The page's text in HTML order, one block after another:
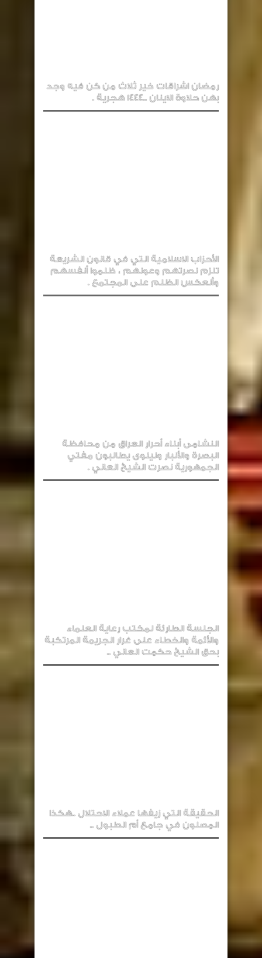
رمضان اشراقات خير ثلاث من كن فيه وجد
بهن حلاوة الاينان ..1444 هجرية .
الأحزاب الاسلامية التي في قانون الشريعة
تلزم نصرتهم وعونهم ، ظلموا أنفسهم
وأنعكس الظلم على المجتمع .
النشامى أبناء أحرار العراق من محافظة
البصرة والأنبار ونينوى يطالبون مفتي
الجمهورية نصرت الشيخ العاني .
الجلسة الطارئة لمكتب رعاية العلماء
والأئمة والخطاء على غرار الجريمة المرتكبة
بحق الشيخ حكمت العاني ..
الحقيقة التي زيفها عملاء الاحتلال ..هكذا
المصلون في جامع أم الطبول ..